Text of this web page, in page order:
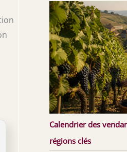
Calendrier des
régions clés